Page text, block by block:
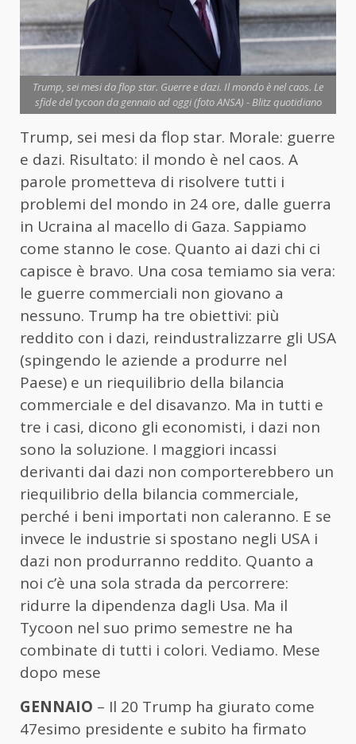
Trump, sei mesi da flop star. Guerre e dazi. Il mondo è nel caos. Le
sfide del tycoon da gennaio ad oggi (foto ANSA) - Blitz quotidiano
Trump, sei mesi da flop star. Morale: guerre
e dazi. Risultato: il mondo è nel caos. A
parole prometteva di risolvere tutti i
problemi del mondo in 24 ore, dalle guerra
in Ucraina al macello di Gaza. Sappiamo
come stanno le cose. Quanto ai dazi chi ci
capisce è bravo. Una cosa temiamo sia vera:
le guerre commerciali non giovano a
nessuno. Trump ha tre obiettivi: più
reddito con i dazi, reindustralizzarre gli USA
(spingendo le aziende a produrre nel
Paese) e un riequilibrio della bilancia
commerciale e del disavanzo. Ma in tutti e
tre i casi, dicono gli economisti, i dazi non
sono la soluzione. I maggiori incassi
derivanti dai dazi non comporterebbero un
riequilibrio della bilancia commerciale,
perché i beni importati non caleranno. E se
invece le industrie si spostano negli USA i
dazi non produrranno reddito. Quanto a
noi c’è una sola strada da percorrere:
ridurre la dipendenza dagli Usa. Ma il
Tycoon nel suo primo semestre ne ha
combinate di tutti i colori. Vediamo. Mese
dopo mese
GENNAIO – Il 20 Trump ha giurato come
47esimo presidente e subito ha firmato